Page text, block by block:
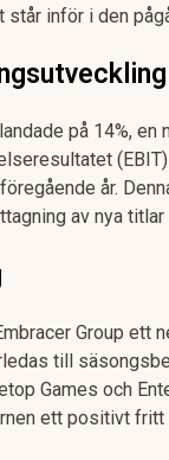
inför i den
på 14%, en
år.
av nya
Group ett
till
Games och
ett positivt